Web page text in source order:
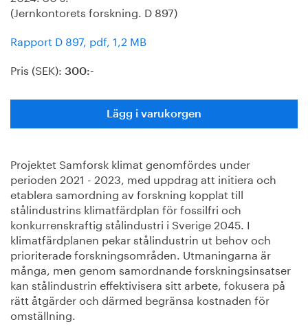
(Jernkontorets forskning. D 897)
Rapport D 897, pdf, 1,2 MB
Pris (SEK): 300:-
Lägg i varukorgen
Projektet Samforsk klimat genomfördes under
perioden 2021 - 2023, med uppdrag att initiera och
etablera samordning av forskning kopplat till
stålindustrins klimatfärdplan för fossilfri och
konkurrenskraftig stålindustri i Sverige 2045. I
klimatfärdplanen pekar stålindustrin ut behov och
prioriterade forskningsområden. Utmaningarna är
många, men genom samordnande forskningsinsatser
kan stålindustrin effektivisera sitt arbete, fokusera på
rätt åtgärder och därmed begränsa kostnaden för
omställning.